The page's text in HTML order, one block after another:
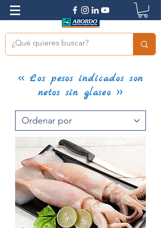
<< Los pesos indicados son
netos sin glaseo >>